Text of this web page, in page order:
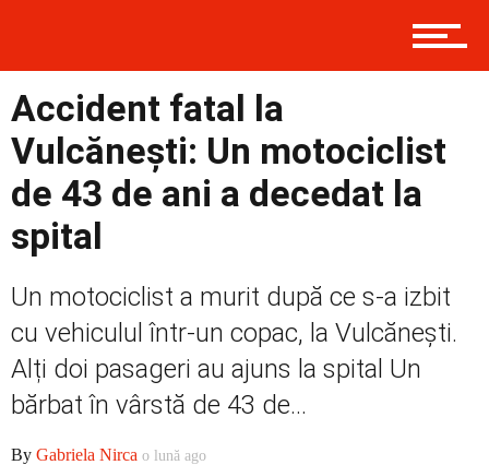
Prima
Politică
Externe
Accident fatal la
Vulcănești: Un motociclist
de 43 de ani a decedat la
spital
Un motociclist a murit după ce s-a izbit
cu vehiculul într-un copac, la Vulcănești.
Alți doi pasageri au ajuns la spital Un
bărbat în vârstă de 43 de...
By Gabriela Nirca o lună ago